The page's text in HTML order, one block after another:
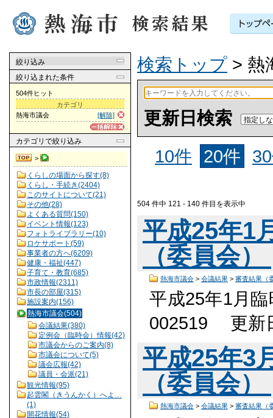
絞り込み
絞り込まれた条件
504件ヒット
カテゴリ
[解除]
熱海市議会
カテゴリ で絞り込み
>
くらしの場面から探す(8)
くらし・手続き(2404)
このサイトについて(21)
その他(28)
よくある質問(150)
イベント情報(123)
フォトライブラリー(10)
ロケサポート(59)
事業者の方へ(6209)
健康・福祉(447)
子育て・教育(685)
市政情報(2311)
市長の部屋(315)
施設案内(156)
熱海市議会(504)
会議結果(380)
定例会（臨時会）情報(42)
市議会からのご案内(8)
市議会について(5)
議会広報(42)
議員・会派(21)
観光情報(95)
起雲閣（きうんかく）へよ…
(1)
開花情報(54)
検索トップ > 熱
更新日検索
10件
20件
504 件中 121 - 140 件目を表示中
平成25年1
（委員会）
熱海市議会> 会議結果> 審査結果（
平成25年1月
002519 更新
平成25年3
（委員会）
熱海市議会> 会議結果> 審査結果（